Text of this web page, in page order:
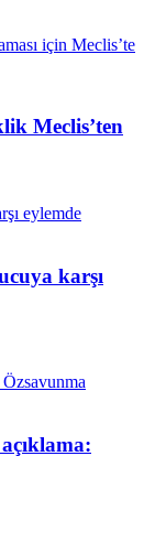
Meclis’ten
karşı